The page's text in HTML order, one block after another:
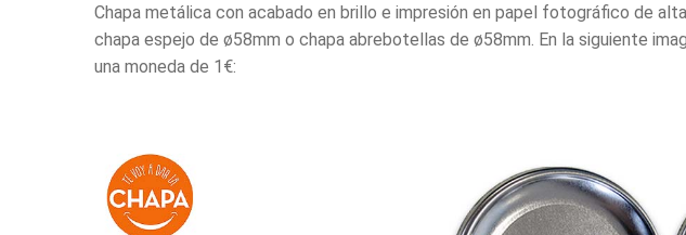
Chapa metálica con acabado en brillo e impresión en papel fotográfico de
chapa espejo de ø58mm o chapa abrebotellas de ø58mm. En la siguiente
una moneda de 1€: